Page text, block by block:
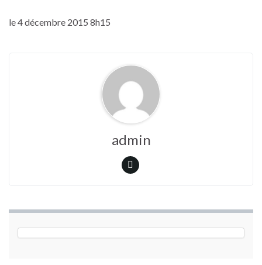
le 4 décembre 2015 8h15
admin